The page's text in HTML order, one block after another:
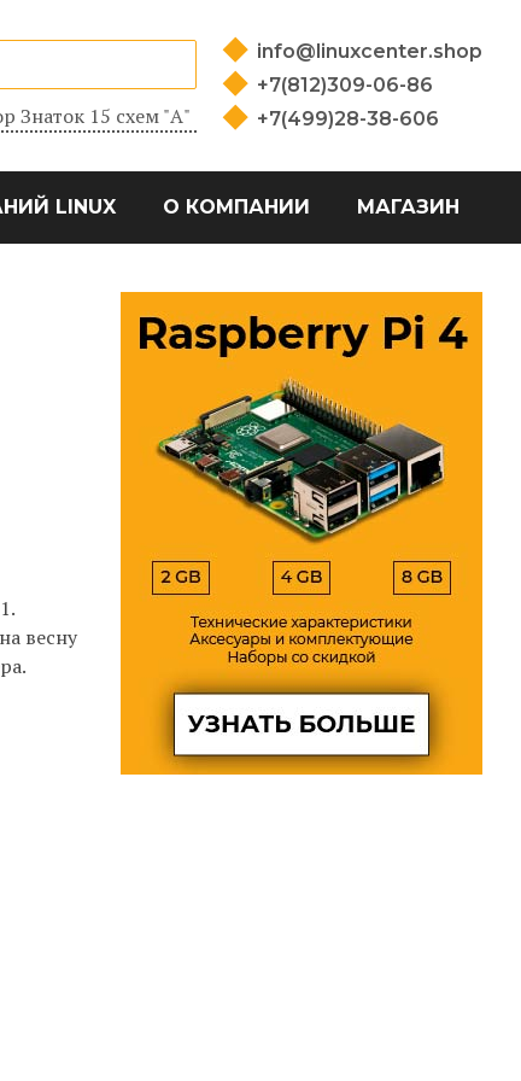
Знаток 15 схем "А"
info@linuxcenter.shop
+7(812)309-06-86
+7(499)28-38-606
LINUX О КОМПАНИИ МАГАЗИН
весну